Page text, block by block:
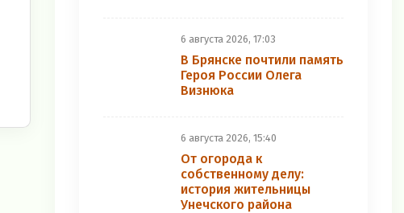
6 августа 2026, 17:03
В Брянске почтили память
Героя России Олега
Визнюка
6 августа 2026, 15:40
От огорода к
собственному делу:
история жительницы
Унечского района